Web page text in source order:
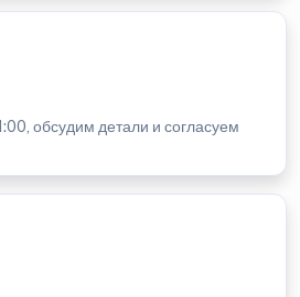
обсудим детали и согласуем